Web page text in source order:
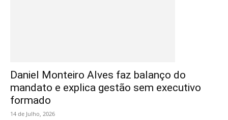
Daniel Monteiro Alves faz balanço do
mandato e explica gestão sem executivo
formado
14 de Julho, 2026